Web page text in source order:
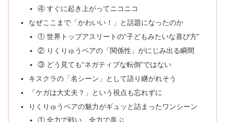
④ すぐに起き上がってニコニコ
なぜここまで「かわいい！」と話題になったのか
① 世界トップアスリートの“子どもみたいな喜び方”
② りくりゅうペアの「関係性」がにじみ出る瞬間
③ どう見ても“ネガティブな転倒”ではない
キスクラの「名シーン」として語り継がれそう
「ケガは大丈夫？」という視点も忘れずに
りくりゅうペアの魅力がギュッと詰まったワンシーン
① 全力で戦い、全力で喜ぶ